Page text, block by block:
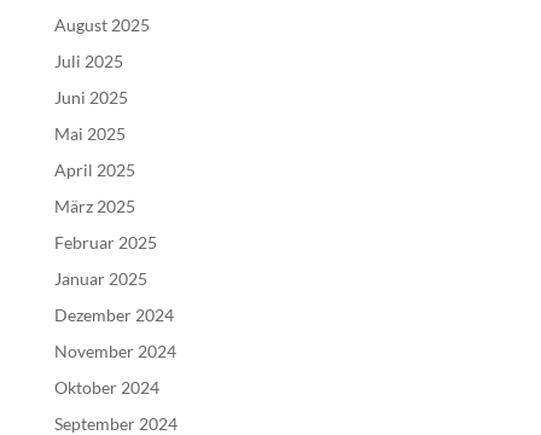
August 2025
Juli 2025
Juni 2025
Mai 2025
April 2025
März 2025
Februar 2025
Januar 2025
Dezember 2024
November 2024
Oktober 2024
September 2024